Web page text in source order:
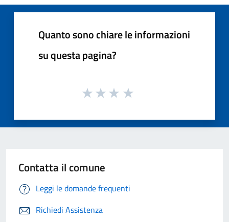
Quanto sono chiare le informazioni
su questa pagina?
Contatta il comune
Leggi le domande frequenti
Richiedi Assistenza